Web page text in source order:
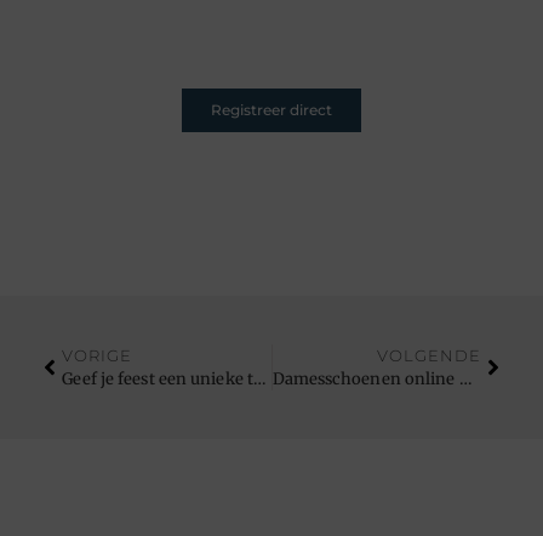
Registreer direct
VORIGE
Geef je feest een unieke touch met papieren cadeauzakjes
VOLGENDE
Damesschoenen online kopen: eenvoudig en stijlvol shoppen